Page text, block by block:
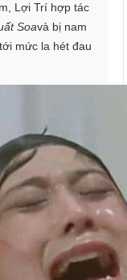
Lợi Trí hợp tác
Soavà bị nam
mức la hét đau